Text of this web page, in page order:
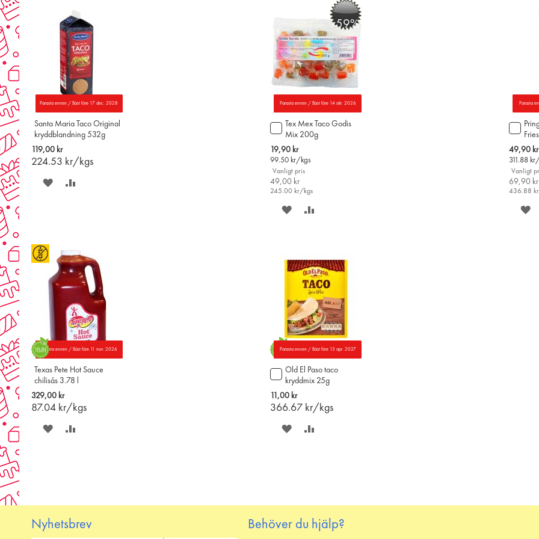
Parasta ennen / Bäst före 17 dec. 2028
Santa Maria Taco Original
kryddblandning 532g
119,00 kr
224.53 kr/kgs
SPARA
Parasta ennen / Bäst före 14 okt. 2026
-59%
Tex Mex Taco Godis
Mix 200g
Special
Price
19,90 kr
99.50 kr/kgs
Vanligt pris
49,00 kr
245.00 kr/kgs
Lägg
till
i
varukorgen
SPARA
Parasta
Special
Price
49,90 kr
311.88
Vanligt
69,90 kr
436.88
Lägg
till
i
Parasta ennen / Bäst före 11 nov. 2026
Texas Pete Hot Sauce
chilisås 3.78 l
329,00 kr
87.04 kr/kgs
SPARA
Parasta ennen / Bäst före 13 apr. 2027
Old El Paso taco
kryddmix 25g
11,00 kr
366.67 kr/kgs
Lägg
till
i
varukorgen
SPARA
Nyhetsbrev Behöver du hjälp?